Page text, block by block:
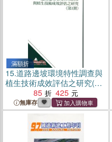
滿額折
15.道路邊坡環境特性調查與
植生技術成效評估之研究(第
85 425
無庫存